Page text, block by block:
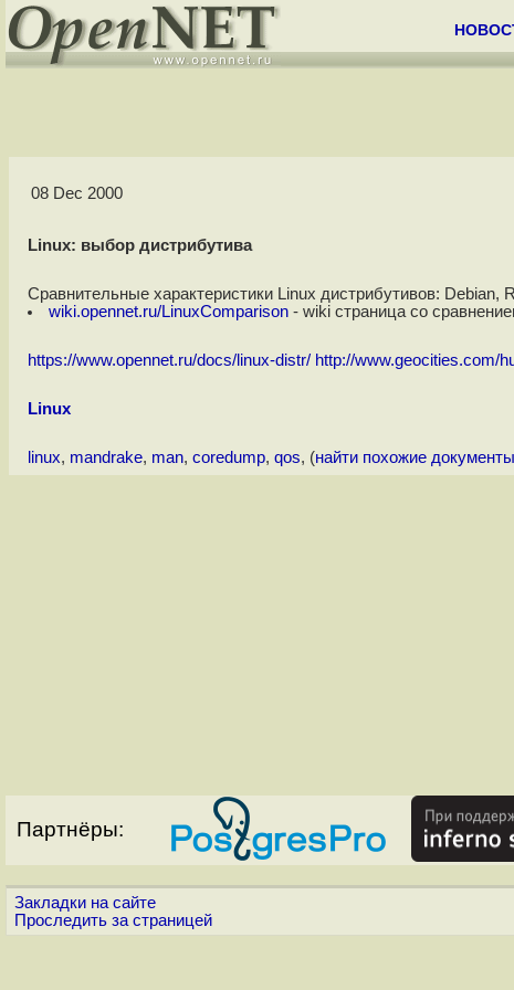
08 Dec 2000
Linux: выбор дистрибутива
Сравнительные характеристики Linux дистрибутивов:
wiki.opennet.ru/LinuxComparison - wiki страница со
https://www.opennet.ru/docs/linux-distr/ http://www.geocities.com/
Linux
linux, mandrake, man, coredump, qos, (найти похожие документы
Партнёры:
Закладки на сайте
Проследить за страницей